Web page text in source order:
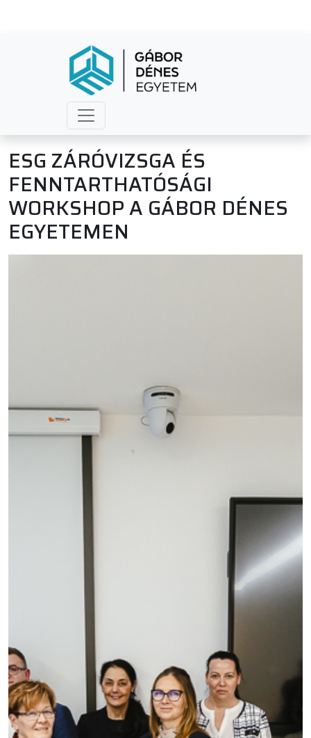
ESG ZÁRÓVIZSGA ÉS
FENNTARTHATÓSÁGI
WORKSHOP A GÁBOR DÉNES
EGYETEMEN